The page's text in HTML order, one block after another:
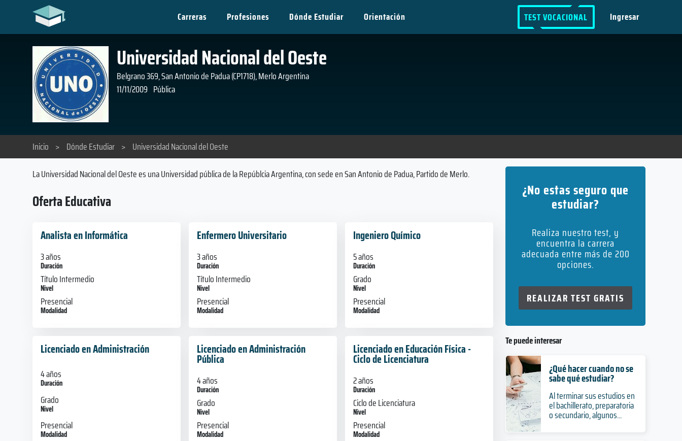
Carreras Profesiones Dónde Estudiar Orientación TEST VOCACIONAL Ingresar
Universidad Nacional del Oeste
Belgrano 369, San Antonio de Padua (CP1718), Merlo Argentina
11/11/2009 Pública
Inicio > Dónde Estudiar > Universidad Nacional del Oeste
La Universidad Nacional del Oeste es una Universidad pública de la Repúblcia Argentina, con sede en San Antonio de Padua, Partido de Merlo.
Oferta Educativa
Analista en Informática
3 años
Duración
Título Intermedio
Nivel
Presencial
Modalidad
Enfermero Universitario
3 años
Duración
Título Intermedio
Nivel
Presencial
Modalidad
Ingeniero Químico
5 años
Duración
Grado
Nivel
Presencial
Modalidad
Licenciado en Administración
4 años
Duración
Grado
Nivel
Presencial
Modalidad
Licenciado en Administración
Pública
4 años
Duración
Grado
Nivel
Presencial
Modalidad
Licenciado en Educación Física -
Ciclo de Licenciatura
2 años
Duración
Ciclo de Licenciatura
Nivel
Presencial
Modalidad
¿No estas seguro que
estudiar?
Realiza nuestro test, y
encuentra la carrera
adecuada entre más de 200
opciones.
REALIZAR TEST GRATIS
Te puede interesar
¿Qué hacer cuando no se
sabe qué estudiar?
Al terminar sus estudios en
el bachillerato, preparatoria
o secundario, algunos...